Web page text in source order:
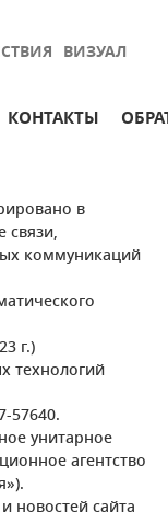
ВИЗУАЛ
КОНТАКТЫ
в
связи,
коммуникаций
г.)
технологий
57640.
унитарное
агентство